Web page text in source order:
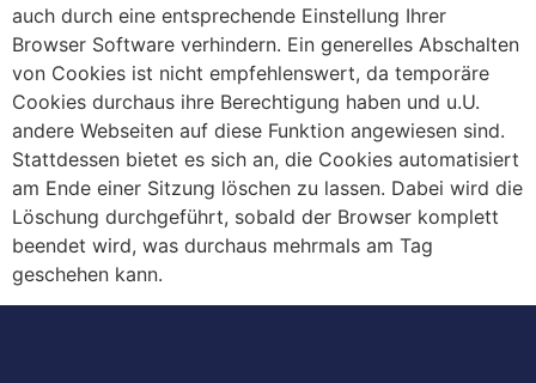
auch durch eine entsprechende Einstellung Ihrer
Browser Software verhindern. Ein generelles Abschalten
von Cookies ist nicht empfehlenswert, da temporäre
Cookies durchaus ihre Berechtigung haben und u.U.
andere Webseiten auf diese Funktion angewiesen sind.
Stattdessen bietet es sich an, die Cookies automatisiert
am Ende einer Sitzung löschen zu lassen. Dabei wird die
Löschung durchgeführt, sobald der Browser komplett
beendet wird, was durchaus mehrmals am Tag
geschehen kann.